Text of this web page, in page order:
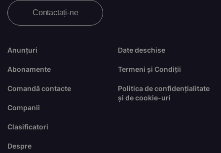
Anunțuri
Abonamente
Comandă contacte
Companii
Clasificatori
Despre
Date deschise
Termeni și Condiții
Politica de confidențialitate
și de cookie-uri
Contactați-ne